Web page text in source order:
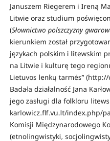
Januszem Riegerem i Ireną
Litwie oraz studium
(Słownictwo polszczyzny
kierunkiem został
językach polskim i litewskim
na Litwie i kulturę tego
Lietuvos lenkų tarmės”
Badała działalność Jana
jego zasługi dla folkloru
karlowicz.flf.vu.lt/index.php/
Komisji Międzynarodowego
(etnolingwistyki,